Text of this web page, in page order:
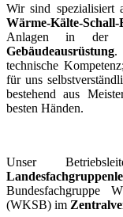
Wir sind spezialisiert
Wärme-Kälte-
Anlagen in der
Gebäudeausrüstung.
technische
für uns
bestehend aus
besten Händen.
Unser
Bundesfachgruppe
(WKSB) im